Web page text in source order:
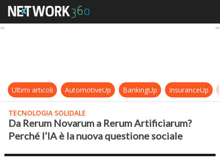
Da Rerum Novarum a Rerum
Ultimi articoli AutomotiveUp BankingUp InsuranceUp
TECNOLOGIA SOLIDALE
Da Rerum Novarum a Rerum Artificiarum?
Perché l’IA è la nuova questione sociale